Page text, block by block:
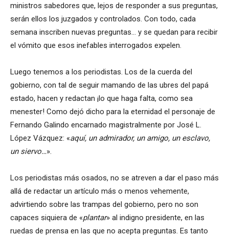
ministros sabedores que, lejos de responder a sus preguntas,
serán ellos los juzgados y controlados. Con todo, cada
semana inscriben nuevas preguntas… y se quedan para recibir
el vómito que esos inefables interrogados expelen.
Luego tenemos a los periodistas. Los de la cuerda del
gobierno, con tal de seguir mamando de las ubres del papá
estado, hacen y redactan ¡lo que haga falta, como sea
menester! Como dejó dicho para la eternidad el personaje de
Fernando Galindo encarnado magistralmente por José L.
López Vázquez: «aquí, un admirador, un amigo, un esclavo,
un siervo…».
Los periodistas más osados, no se atreven a dar el paso más
allá de redactar un artículo más o menos vehemente,
advirtiendo sobre las trampas del gobierno, pero no son
capaces siquiera de «plantar» al indigno presidente, en las
ruedas de prensa en las que no acepta preguntas. Es tanto